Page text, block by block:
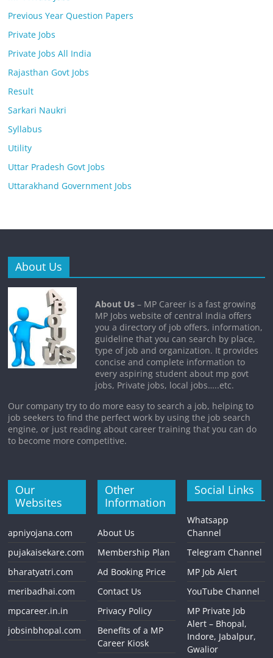
Previous Year Question Papers
Private Jobs
Private Jobs All India
Rajasthan Govt Jobs
Result
Sarkari Naukri
Syllabus
Utility
Uttar Pradesh Govt Jobs
Uttarakhand Government Jobs
About Us
About Us – MP Career is a fast growing
MP Jobs website of central India offers
you a directory of job offers, information,
guideline that you can search by place,
type of job and organization. It provides
concise and complete information to
every aspiring student about mp govt
jobs, Private jobs, local jobs…..etc.
Our company try to do more easy to search a job, helping to
job seekers to find the perfect work by using the job search
engine, or just reading about career training that you can do
to become more competitive.
Our
Websites
apniyojana.com
pujakaisekare.com
bharatyatri.com
meribadhai.com
mpcareer.in.in
jobsinbhopal.com
Other
Information
About Us
Membership Plan
Ad Booking Price
Contact Us
Privacy Policy
Benefits of a MP
Career Kiosk
Social Links
Whatsapp
Channel
Telegram Channel
MP Job Alert
YouTube Channel
MP Private Job
Alert – Bhopal,
Indore, Jabalpur,
Gwalior